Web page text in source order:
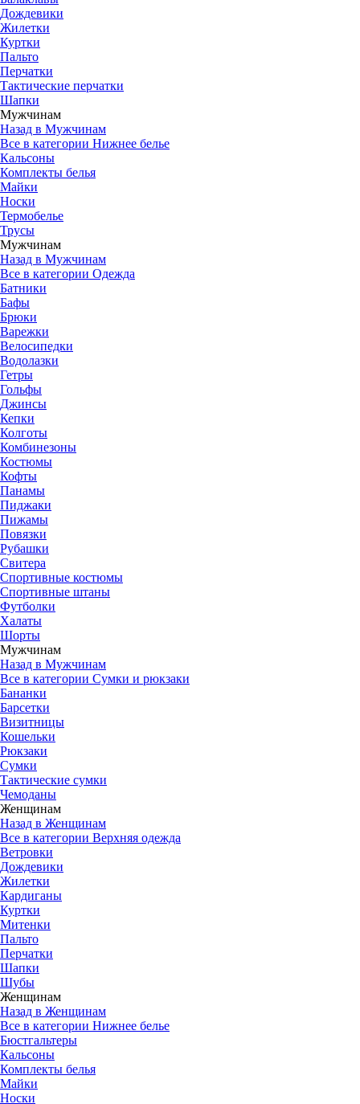
Дождевики
Жилетки
Куртки
Пальто
Перчатки
Тактические перчатки
Шапки
Мужчинам
Назад в Мужчинам
Все в категории Нижнее белье
Кальсоны
Комплекты белья
Майки
Носки
Термобелье
Трусы
Мужчинам
Назад в Мужчинам
Все в категории Одежда
Батники
Бафы
Брюки
Варежки
Велосипедки
Водолазки
Гетры
Гольфы
Джинсы
Кепки
Колготы
Комбинезоны
Костюмы
Кофты
Панамы
Пиджаки
Пижамы
Повязки
Рубашки
Свитера
Спортивные костюмы
Спортивные штаны
Футболки
Халаты
Шорты
Мужчинам
Назад в Мужчинам
Все в категории Сумки и рюкзаки
Бананки
Барсетки
Визитницы
Кошельки
Рюкзаки
Сумки
Тактические сумки
Чемоданы
Женщинам
Назад в Женщинам
Все в категории Верхняя одежда
Ветровки
Дождевики
Жилетки
Кардиганы
Куртки
Митенки
Пальто
Перчатки
Шапки
Шубы
Женщинам
Назад в Женщинам
Все в категории Нижнее белье
Бюстгальтеры
Кальсоны
Комплекты белья
Майки
Носки